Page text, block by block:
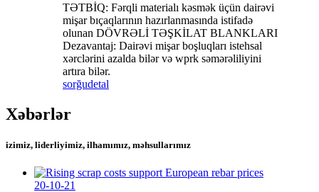
TƏTBİQ: Fərqli materialı kəsmək üçün dairəvi
mişar bıçaqlarının hazırlanmasında istifadə
olunan DÖVRƏLİ TƏŞKİLAT BLANKLARI
Dezavantaj: Dairəvi mişar boşluqları istehsal
xərclərini azalda bilər və wprk səmərəliliyini
artıra bilər.
sorğudetal
Xəbərlər
izimiz, liderliyimiz, ilhamımız, məhsullarımız
20-10-21